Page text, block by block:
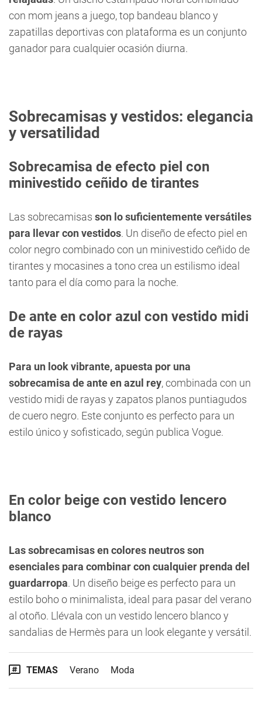
con mom jeans a juego, top bandeau blanco y
zapatillas deportivas con plataforma es un conjunto
ganador para cualquier ocasión diurna.
Sobrecamisas y vestidos: elegancia
y versatilidad
Sobrecamisa de efecto piel con
minivestido ceñido de tirantes
Las sobrecamisas son lo suficientemente versátiles
para llevar con vestidos. Un diseño de efecto piel en
color negro combinado con un minivestido ceñido de
tirantes y mocasines a tono crea un estilismo ideal
tanto para el día como para la noche.
De ante en color azul con vestido midi
de rayas
Para un look vibrante, apuesta por una
sobrecamisa de ante en azul rey, combinada con un
vestido midi de rayas y zapatos planos puntiagudos
de cuero negro. Este conjunto es perfecto para un
estilo único y sofisticado, según publica Vogue.
En color beige con vestido lencero
blanco
Las sobrecamisas en colores neutros son
esenciales para combinar con cualquier prenda del
guardarropa. Un diseño beige es perfecto para un
estilo boho o minimalista, ideal para pasar del verano
al otoño. Llévala con un vestido lencero blanco y
sandalias de Hermès para un look elegante y versátil.
TEMAS Verano Moda